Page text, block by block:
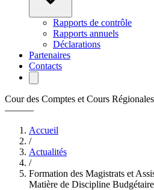
Rapports de contrôle
Rapports annuels
Déclarations
Partenaires
Contacts
Cour des Comptes et Cours
———
Accueil
/
Actualités
/
Formation des Magistrats et
Matière de Discipline